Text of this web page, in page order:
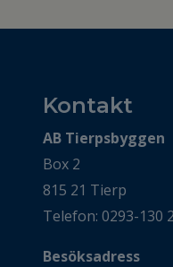
Kontakt
AB Tierpsbyggen
Box 2
815 21 Tierp
Telefon: 0293-130
Besöksadress